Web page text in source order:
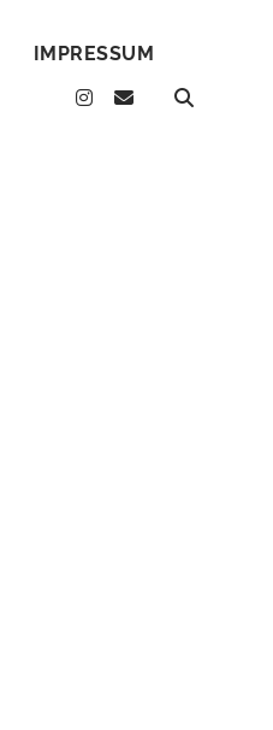
IMPRESSUM
instagram
email